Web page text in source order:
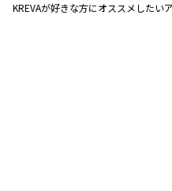
KREVAが好きな方にオススメしたい